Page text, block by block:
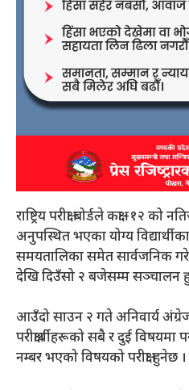
राष्ट्रिय परीक्षा बोर्डले कक्षा–१२
अनुपस्थित भएका योग्य
समयतालिका समेत सार्वजनिक
देखि दिउँसो २ बजेसम्म सञ्चालन
आउँदो साउन २ गते अनिवार्य
परीक्षार्थीहरूको सबै र दुई विषयमा
नम्बर भएको विषयको परीक्षा हुनेछ ।